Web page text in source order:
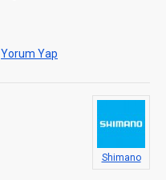
Yorum Yap
Shimano